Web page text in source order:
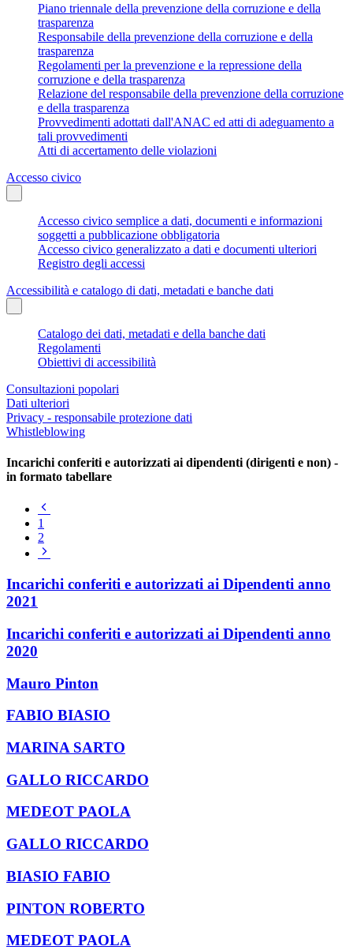
Piano triennale della prevenzione della corruzione e della
trasparenza
Responsabile della prevenzione della corruzione e della
trasparenza
Regolamenti per la prevenzione e la repressione della
corruzione e della trasparenza
Relazione del responsabile della prevenzione della corruzione
e della trasparenza
Provvedimenti adottati dall'ANAC ed atti di adeguamento a
tali provvedimenti
Atti di accertamento delle violazioni
Accesso civico
Accesso civico semplice a dati, documenti e informazioni
soggetti a pubblicazione obbligatoria
Accesso civico generalizzato a dati e documenti ulteriori
Registro degli accessi
Accessibilità e catalogo di dati, metadati e banche dati
Catalogo dei dati, metadati e della banche dati
Regolamenti
Obiettivi di accessibilità
Consultazioni popolari
Dati ulteriori
Privacy - responsabile protezione dati
Whistleblowing
Incarichi conferiti e autorizzati ai dipendenti (dirigenti e non) -
in formato tabellare
1
2
Incarichi conferiti e autorizzati ai Dipendenti anno
2021
Incarichi conferiti e autorizzati ai Dipendenti anno
2020
Mauro Pinton
FABIO BIASIO
MARINA SARTO
GALLO RICCARDO
MEDEOT PAOLA
GALLO RICCARDO
BIASIO FABIO
PINTON ROBERTO
MEDEOT PAOLA